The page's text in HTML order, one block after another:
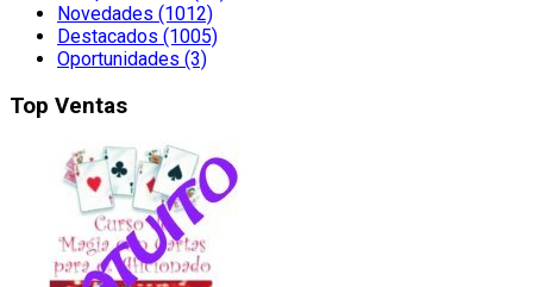
Novedades (1012)
Destacados (1005)
Oportunidades (3)
Top Ventas